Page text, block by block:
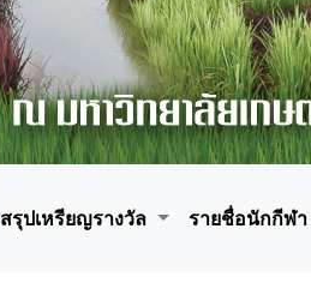
สรุปเหรียญรางวัล รายชื่อนักกีฬา